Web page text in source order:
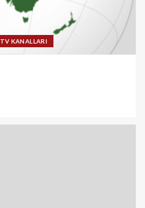
TV KANALLARI